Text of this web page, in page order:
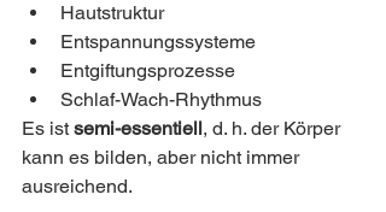
Hautstruktur
Entspannungssysteme
Entgiftungsprozesse
Schlaf-Wach-Rhythmus
Es ist semi-essentiell, d. h. der Körper
kann es bilden, aber nicht immer
ausreichend.